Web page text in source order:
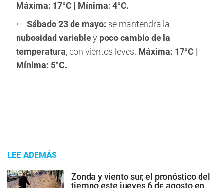
Máxima: 17°C | Mínima: 4°C.
Sábado 23 de mayo: se mantendrá la
nubosidad variabley poco cambio de la
temperatura, con vientos leves. Máxima: 17°C |
Mínima: 5°C.
LEE ADEMÁS
Zonda y viento sur, el pronóstico del
tiempo este jueves 6 de agosto en